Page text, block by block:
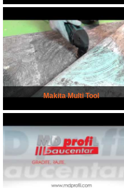
Makita Multi Tool